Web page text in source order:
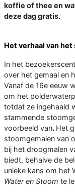
koffie of thee en
deze dag gratis.
Het verhaal van het
In het
over het gemaal en
Vanaf de 16e eeuw
om het
totdat ze ingehaald
stammende
voorbeeld van. Het
stoomgemalen van
bij het droogmalen
biedt, behalve de
unieke kans om het
Water en Stoom te